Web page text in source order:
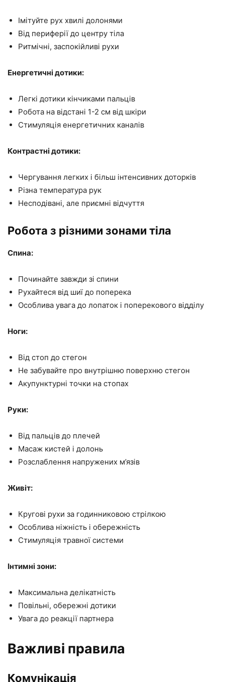
Імітуйте рух хвилі долонями
Від периферії до центру тіла
Ритмічні, заспокійливі рухи
Енергетичні дотики:
Легкі дотики кінчиками пальців
Робота на відстані 1-2 см від шкіри
Стимуляція енергетичних каналів
Контрастні дотики:
Чергування легких і більш інтенсивних доторків
Різна температура рук
Несподівані, але приємні відчуття
Робота з різними зонами тіла
Спина:
Починайте завжди зі спини
Рухайтеся від шиї до поперека
Особлива увага до лопаток і поперекового відділу
Ноги:
Від стоп до стегон
Не забувайте про внутрішню поверхню стегон
Акупунктурні точки на стопах
Руки:
Від пальців до плечей
Масаж кистей і долонь
Розслаблення напружених м’язів
Живіт:
Кругові рухи за годинниковою стрілкою
Особлива ніжність і обережність
Стимуляція травної системи
Інтимні зони:
Максимальна делікатність
Повільні, обережні дотики
Увага до реакції партнера
Важливі правила
Комунікація